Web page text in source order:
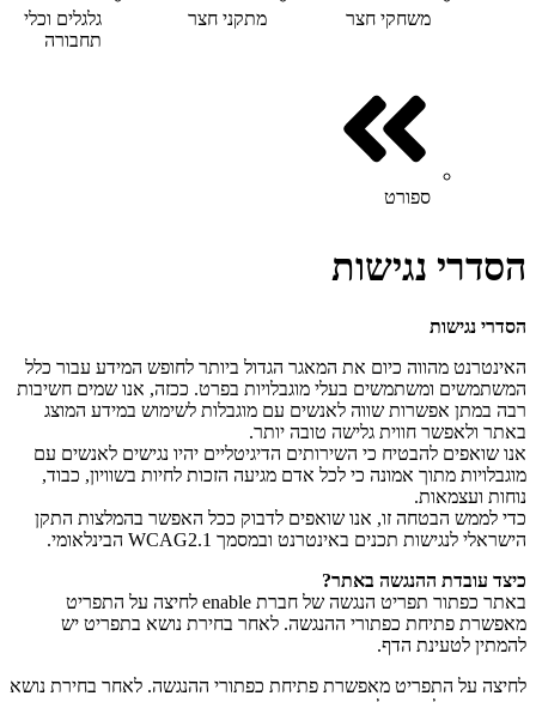
משחקי חצר מתקני חצר
גלגלים וכלי
תחבורה
ספורט
הסדרי נגישות
הסדרי נגישות
האינטרנט מהווה כיום את המאגר הגדול ביותר לחופש המידע עבור כלל
המשתמשים ומשתמשים בעלי מוגבלויות בפרט. ככזה, אנו שמים חשיבות
רבה במתן אפשרות שווה לאנשים עם מוגבלות לשימוש במידע המוצג
באתר ולאפשר חווית גלישה טובה יותר.
אנו שואפים להבטיח כי השירותים הדיגיטליים יהיו נגישים לאנשים עם
מוגבלויות מתוך אמונה כי לכל אדם מגיעה הזכות לחיות בשוויון, כבוד,
נוחות ועצמאות.
כדי לממש הבטחה זו, אנו שואפים לדבוק ככל האפשר בהמלצות התקן
הישראלי לנגישות תכנים באינטרנט ובמסמך WCAG2.1 הבינלאומי.
כיצד עובדת ההנגשה באתר?
באתר כפתור תפריט הנגשה של חברת enable לחיצה על התפריט
מאפשרת פתיחת כפתורי ההנגשה. לאחר בחירת נושא בתפריט יש
להמתין לטעינת הדף.
לחיצה על התפריט מאפשרת פתיחת כפתורי ההנגשה. לאחר בחירת נושא